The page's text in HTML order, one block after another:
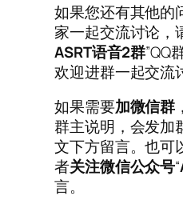
如果您还有其他的
家一起交流讨论，
ASRT语音2群”QQ
欢迎进群一起交流
如果需要加微信群
群主说明，会发加
文下方留言。也可
者关注微信公众号“
言。